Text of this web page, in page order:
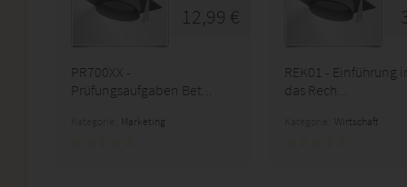
12,99 €
PR700XX -
Prüfungsaufgaben Bet...
Marketing
REK01 - Einführung
das Rech...
Wirtschaft